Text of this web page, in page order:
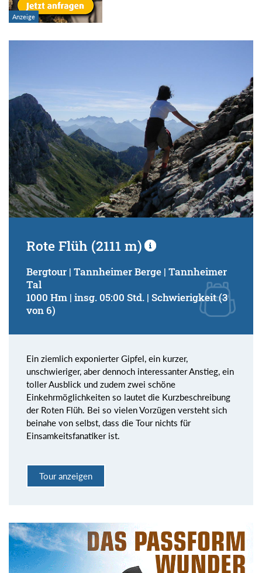
Rote Flüh (2111 m)
Bergtour | Tannheimer Berge | Tannheimer
Tal
1000 Hm | insg. 05:00 Std. | Schwierigkeit (3
von 6)
Ein ziemlich exponierter Gipfel, ein kurzer,
unschwieriger, aber dennoch interessanter Anstieg, ein
toller Ausblick und zudem zwei schöne
Einkehrmöglichkeiten so lautet die Kurzbeschreibung
der Roten Flüh. Bei so vielen Vorzügen versteht sich
beinahe von selbst, dass die Tour nichts für
Einsamkeitsfanatiker ist.
Tour anzeigen